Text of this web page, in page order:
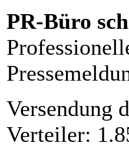
PR-Büro
Versendung
Verteiler: